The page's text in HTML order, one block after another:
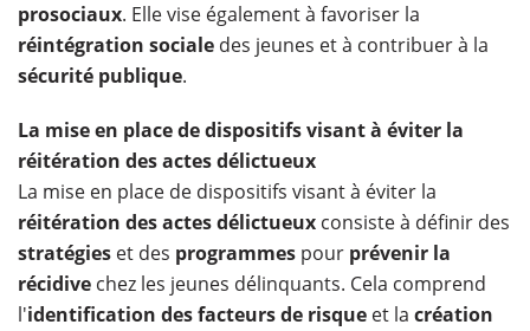
prosociaux. Elle vise également à favoriser la
réintégration sociale des jeunes et à contribuer à la
sécurité publique.
La mise en place de dispositifs visant à éviter la
réitération des actes délictueux
La mise en place de dispositifs visant à éviter la
réitération des actes délictueux consiste à définir des
stratégies et des programmes pour prévenir la
récidive chez les jeunes délinquants. Cela comprend
l'identification des facteurs de risque et la création